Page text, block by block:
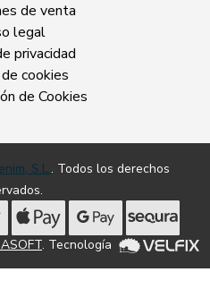
de venta
legal
privacidad
cookies
de Cookies
S.L.. Todos los derechos
. Tecnología